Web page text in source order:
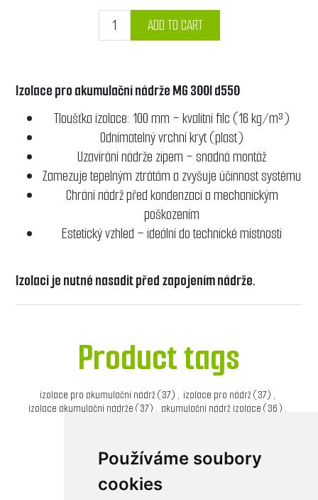
Používáme soubory
cookies
ADD TO CART
Izolace pro akumulační nádrže MG 300l d550
Tloušťka izolace: 100 mm – kvalitní filc (16 kg/m³)
Odnímatelný vrchní kryt (plast)
Uzavírání nádrže zipem – snadná montáž
Zamezuje tepelným ztrátám a zvyšuje účinnost systému
Chrání nádrž před kondenzací a mechanickým
poškozením
Estetický vzhled – ideální do technické místnosti
Izolaci je nutné nasadit před zapojením nádrže.
Product tags
izolace pro akumulační nádrž(37) , izolace pro nádrž(37) ,
izolace akumulační nádrže (37) , akumulační nádrž izolace (36) ,